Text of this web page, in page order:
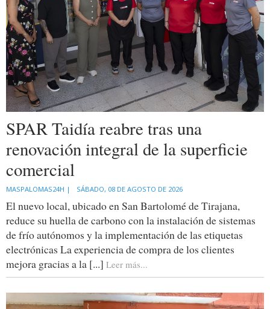
SPAR Taidía reabre tras una
renovación integral de la superficie
comercial
MASPALOMAS24H | SÁBADO, 08 DE AGOSTO DE 2026
El nuevo local, ubicado en San Bartolomé de Tirajana,
reduce su huella de carbono con la instalación de sistemas
de frío autónomos y la implementación de las etiquetas
electrónicas La experiencia de compra de los clientes
mejora gracias a la [...] Leer más...